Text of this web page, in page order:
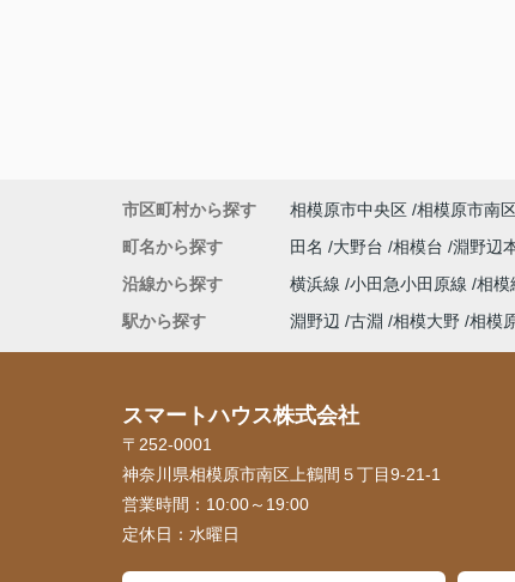
市区町村から探す 相模原市中央区 相模原市南
町名から探す
田名 大野台 相模台 淵野辺
沿線から探す
横浜線 小田急小田原線 相模
駅から探す
淵野辺 古淵 相模大野 相模
スマートハウス株式会社
〒252-0001
神奈川県相模原市南区上鶴間５丁目9-21-1
営業時間： 10:00～19:00
定休日： 水曜日